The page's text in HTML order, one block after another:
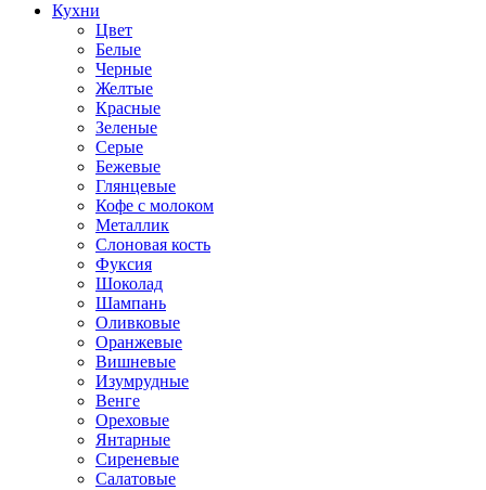
Кухни
Цвет
Белые
Черные
Желтые
Красные
Зеленые
Серые
Бежевые
Глянцевые
Кофе с молоком
Металлик
Слоновая кость
Фуксия
Шоколад
Шампань
Оливковые
Оранжевые
Вишневые
Изумрудные
Венге
Ореховые
Янтарные
Сиреневые
Салатовые